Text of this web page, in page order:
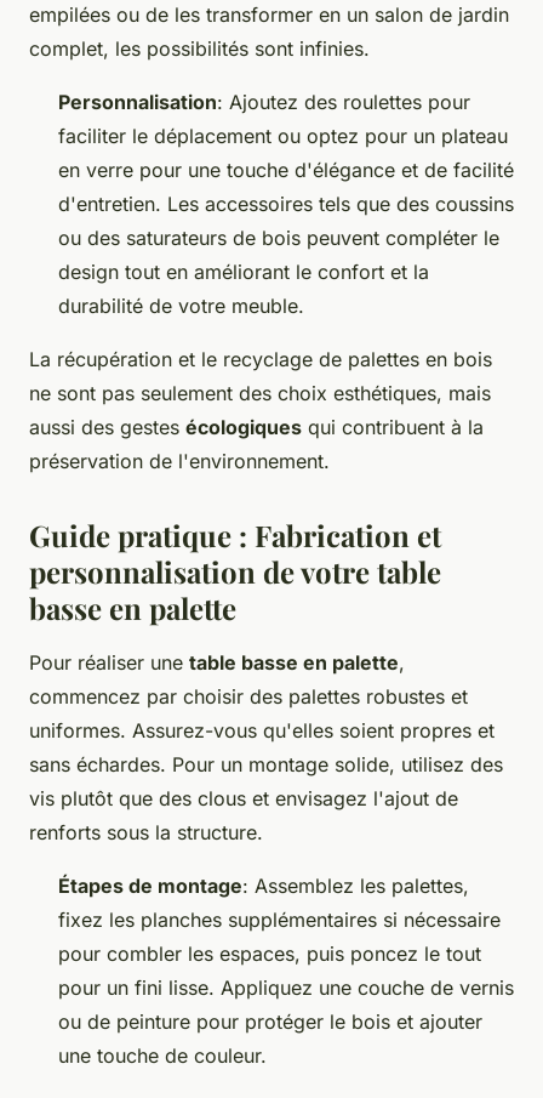
empilées ou de les transformer en un salon de jardin
complet, les possibilités sont infinies.
Personnalisation: Ajoutez des roulettes pour
faciliter le déplacement ou optez pour un plateau
en verre pour une touche d'élégance et de facilité
d'entretien. Les accessoires tels que des coussins
ou des saturateurs de bois peuvent compléter le
design tout en améliorant le confort et la
durabilité de votre meuble.
La récupération et le recyclage de palettes en bois
ne sont pas seulement des choix esthétiques, mais
aussi des gestes écologiques qui contribuent à la
préservation de l'environnement.
Guide pratique : Fabrication et
personnalisation de votre table
basse en palette
Pour réaliser une table basse en palette,
commencez par choisir des palettes robustes et
uniformes. Assurez-vous qu'elles soient propres et
sans échardes. Pour un montage solide, utilisez des
vis plutôt que des clous et envisagez l'ajout de
renforts sous la structure.
Étapes de montage: Assemblez les palettes,
fixez les planches supplémentaires si nécessaire
pour combler les espaces, puis poncez le tout
pour un fini lisse. Appliquez une couche de vernis
ou de peinture pour protéger le bois et ajouter
une touche de couleur.